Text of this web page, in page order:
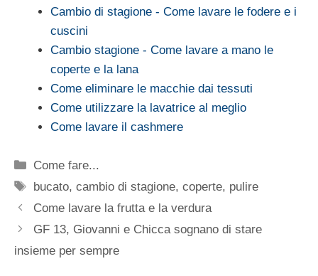
Cambio di stagione - Come lavare le fodere e i
cuscini
Cambio stagione - Come lavare a mano le
coperte e la lana
Come eliminare le macchie dai tessuti
Come utilizzare la lavatrice al meglio
Come lavare il cashmere
Categorie
Come fare...
Tag
bucato,cambio di stagione,coperte, pulire
Come lavare la frutta e la verdura
GF 13, Giovanni e Chicca sognano di stare
insieme per sempre